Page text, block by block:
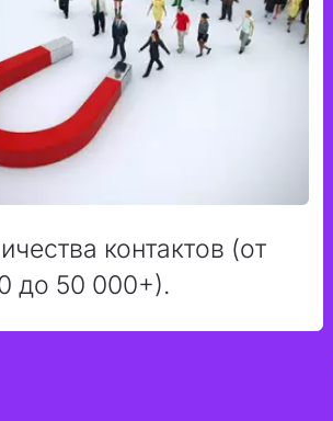
контактов (от
до 50 000+).